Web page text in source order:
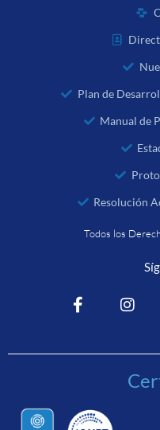
Plan de
Manual de
Resolución
Todos los